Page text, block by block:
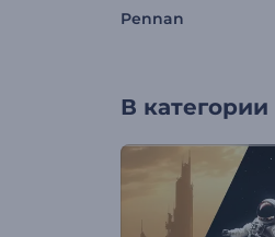
Pennan
В категории